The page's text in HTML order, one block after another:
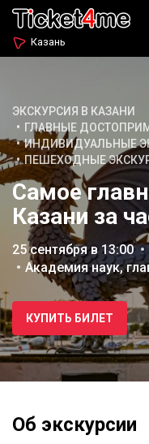
Казань
ЭКСКУРСИЯ В КАЗАНИ
ГЛАВНЫЕ
ИНДИВИДУАЛЬНЫЕ
ПЕШЕХОДНЫЕ
Самое
Казани за
25 сентября в 13:00
Академия наук,
КУПИТЬ БИЛЕТ
Об экскурсии